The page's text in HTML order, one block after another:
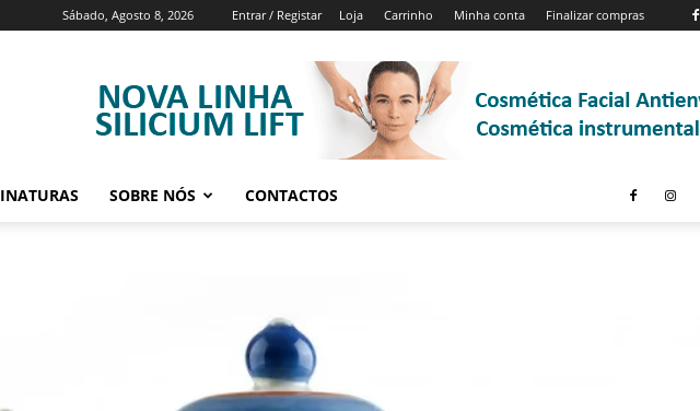
Sábado, Agosto 8, 2026 Entrar / Registar Loja Carrinho Minha conta Finalizar compras
SOBRE NÓS CONTACTOS